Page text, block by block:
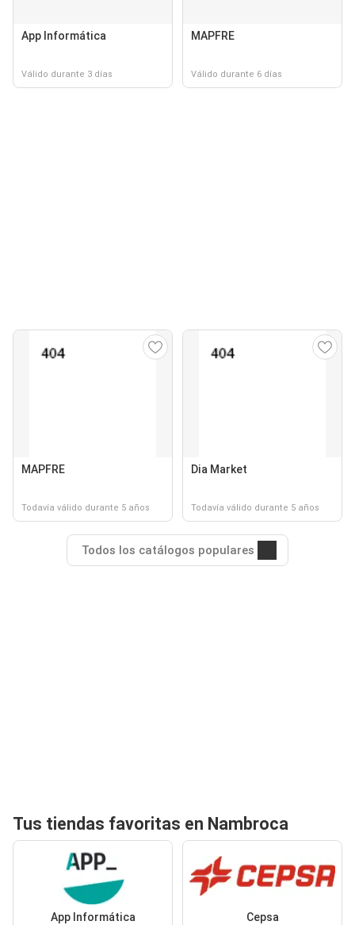
App Informática
Válido durante 3 días
MAPFRE
Válido durante 6 días
MAPFRE
Todavía válido durante 5 años
Dia Market
Todavía válido durante 5 años
Todos los catálogos populares
Tus tiendas favoritas en Nambroca
App Informática Cepsa